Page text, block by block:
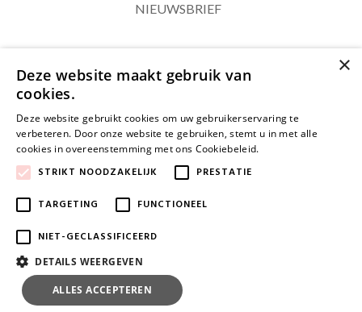
NIEUWSBRIEF
© 2026 www.clips.be | Powered by
×
Deze website maakt gebruik van
cookies.
Deze website gebruikt cookies om uw gebruikerservaring te
verbeteren. Door onze website te gebruiken, stemt u in met alle
cookies in overeenstemming met ons Cookiebeleid.
STRIKT NOODZAKELIJK
PRESTATIE
TARGETING
FUNCTIONEEL
NIET-GECLASSIFICEERD
DETAILS WEERGEVEN
ALLES ACCEPTEREN